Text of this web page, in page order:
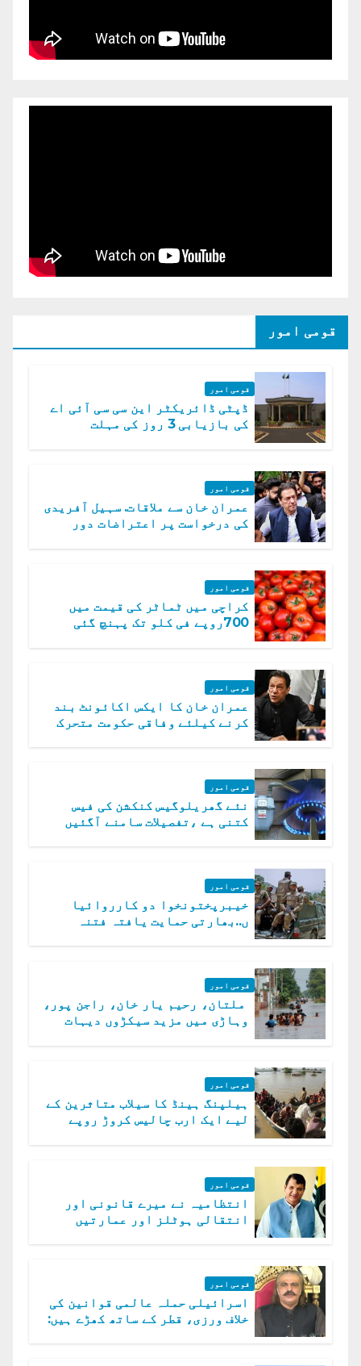
قومی امور
قومی امور
ڈپٹی ڈائریکٹر این سی سی آئی اے
کی بازیابی 3 روز کی مہلت
قومی امور
عمران خان سے ملاقات. سہیل آفریدی
کی درخواست پر اعتراضات دور
قومی امور
کراچی میں ٹماٹر کی قیمت میں
700روپے فی کلو تک پہنچ گئی
قومی امور
عمران خان کا ایکس اکائونٹ بند
کرنے کیلئے وفاقی حکومت متحرک
قومی امور
نئے گھریلوگیس کنکشن کی فیس
کتنی ہے ،تفصیلات سامنے آگئیں
قومی امور
خیبرپختونخوا دو کارروائیا
ں..بھارتی حمایت یافتہ فتنہ
قومی امور
ملتان، رحیم یار خان، راجن پور،
وہاڑی میں مزید سیکڑوں دیہات
قومی امور
ہیلپنگ ہینڈ کا سیلاب متاثرین کے
لیے ایک ارب چالیس کروڑ روپے
قومی امور
انتظامیہ نے میرے قانونی اور
انتقالی ہوٹلز اور عمارتیں
قومی امور
اسرائیلی حملہ عالمی قوانین کی
خلاف ورزی، قطر کے ساتھ کھڑے ہیں: